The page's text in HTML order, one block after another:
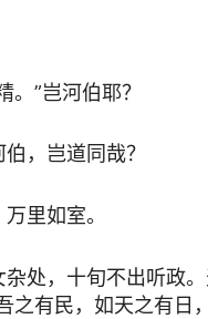
”岂河伯耶？
，岂道同哉？
里如室。
处，十旬不出听政
之有民，如天之有日